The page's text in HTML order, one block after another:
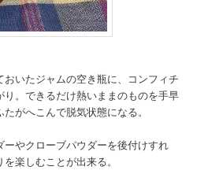
いたジャムの空き瓶に、コンフィチ
り。できるだけ熱いままのものを手早
がへこんで脱気状態になる。
やクローブパウダーを後付けすれ
楽しむことが出来る。